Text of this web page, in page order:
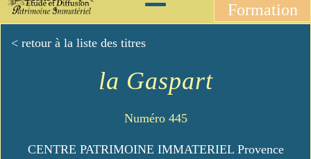
Formation
< retour à la liste des titres
la Gaspart
Numéro 445
CENTRE PATRIMOINE IMMATERIEL Provence